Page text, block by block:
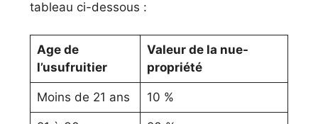
tableau ci-dessous :
Age de
l’usufruitier
Valeur de la nue-
propriété
Moins de 21 ans 10 %